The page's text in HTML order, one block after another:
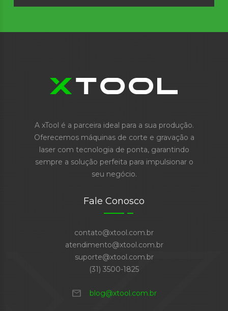
A xTool é a parceira ideal para a sua produção.
Oferecemos máquinas de corte e gravação a
laser com tecnologia de ponta, garantindo
sempre a solução perfeita para impulsionar o
seu negócio.
Fale Conosco
contato@xtool.com.br
atendimento@xtool.com.br
suporte@xtool.com.br
(31) 3500-1825
mail blog@xtool.com.br